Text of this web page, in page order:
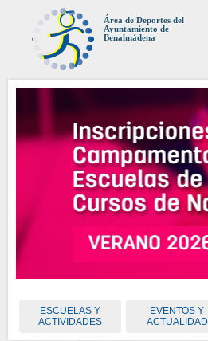
Área de Deportes del
Ayuntamiento de
Benalmádena
ESCUELAS Y
ACTIVIDADES
EVENTOS Y
ACTUALIDAD